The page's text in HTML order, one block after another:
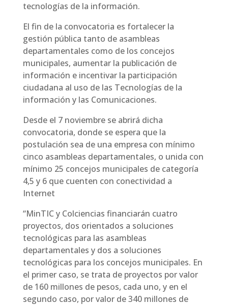
tecnologías de la información.
El fin de la convocatoria es fortalecer la
gestión pública tanto de asambleas
departamentales como de los concejos
municipales, aumentar la publicación de
información e incentivar la participación
ciudadana al uso de las Tecnologías de la
información y las Comunicaciones.
Desde el 7 noviembre se abrirá dicha
convocatoria, donde se espera que la
postulación sea de una empresa con mínimo
cinco asambleas departamentales, o unida con
mínimo 25 concejos municipales de categoría
4,5 y 6 que cuenten con conectividad a
Internet
“MinTIC y Colciencias financiarán cuatro
proyectos, dos orientados a soluciones
tecnológicas para las asambleas
departamentales y dos a soluciones
tecnológicas para los concejos municipales. En
el primer caso, se trata de proyectos por valor
de 160 millones de pesos, cada uno, y en el
segundo caso, por valor de 340 millones de